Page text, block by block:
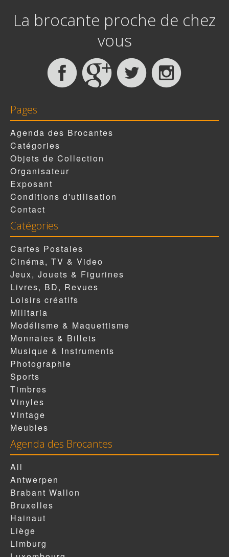
La brocante proche de chez
vous
Pages
Agenda des Brocantes
Catégories
Objets de Collection
Organisateur
Exposant
Conditions d'utilisation
Contact
Catégories
Cartes Postales
Cinéma, TV & Video
Jeux, Jouets & Figurines
Livres, BD, Revues
Loisirs créatifs
Militaria
Modélisme & Maquettisme
Monnaies & Billets
Musique & Instruments
Photographie
Sports
Timbres
Vinyles
Vintage
Meubles
Agenda des Brocantes
All
Antwerpen
Brabant Wallon
Bruxelles
Hainaut
Liège
Limburg